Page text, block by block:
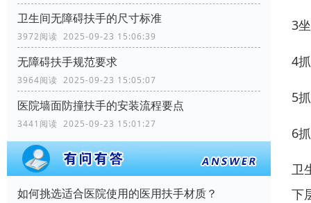
卫生间无障碍扶手的尺寸标准
3972阅读 2025-09-23 15:06:39
无障碍扶手规范要求
3964阅读 2025-09-23 15:05:07
医院墙面防撞扶手的安装流程要点
3441阅读 2025-09-23 15:01:27
如何挑选适合医院使用的医用扶手材质？
3
4
5
6
卫
下